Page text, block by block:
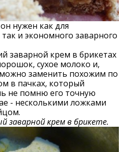
нужен как для
и экономного заварного
заварной крем в брикетах
сухое молоко и,
заменить похожим по
в пачках, который
не помню его точную
- несколькими ложками
заварной крем в брикете.